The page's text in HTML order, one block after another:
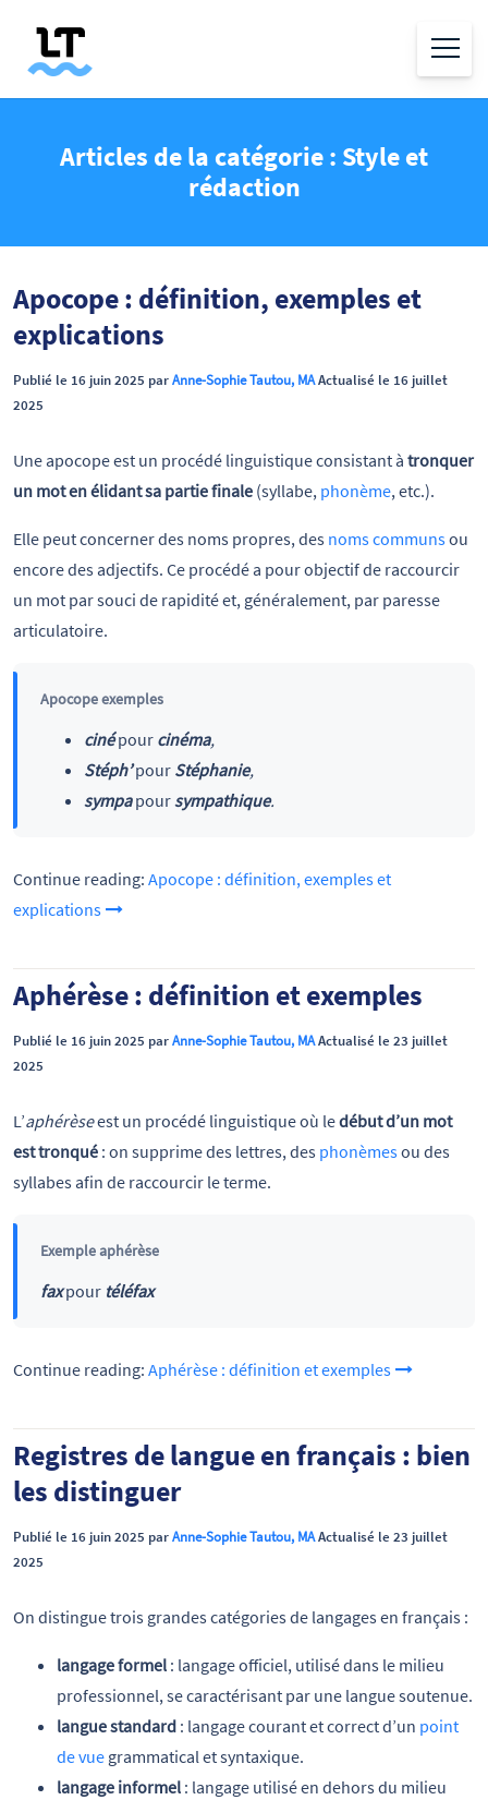
Articles de la catégorie : Style et
rédaction
Apocope : définition, exemples et
explications
Publié le 16 juin 2025 parAnne-Sophie Tautou, MAActualisé le 16 juillet
2025
Une apocope est un procédé linguistique consistant à tronquer
un mot en élidant sa partie finale (syllabe, phonème, etc.).
Elle peut concerner des noms propres, des noms communsou
encore des adjectifs. Ce procédé a pour objectif de raccourcir
un mot par souci de rapidité et, généralement, par paresse
articulatoire.
Apocope exemples
cinépour cinéma,
Stéph’pour Stéphanie,
sympapoursympathique.
Continue reading: Apocope : définition, exemples et
explications
Aphérèse : définition et exemples
Publié le 16 juin 2025 parAnne-Sophie Tautou, MAActualisé le 23 juillet
2025
L’aphérèseest un procédé linguistique où ledébut d’un mot
est tronqué : on supprime des lettres, des phonèmesou des
syllabes afin de raccourcir le terme.
Exemple aphérèse
faxpour téléfax
Continue reading: Aphérèse : définition et exemples
Registres de langue en français : bien
les distinguer
Publié le 16 juin 2025 parAnne-Sophie Tautou, MAActualisé le 23 juillet
2025
On distingue trois grandes catégories de langages en français :
langage formel : langage officiel, utilisé dans le milieu
professionnel, se caractérisant par une langue soutenue.
langue standard : langage courant et correct d’un point
de vue grammatical et syntaxique.
langage informel : langage utilisé en dehors du milieu